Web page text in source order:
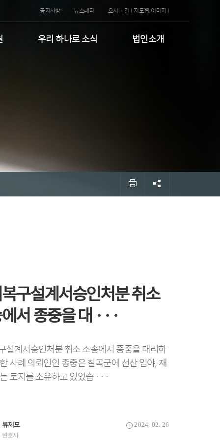
공지사항 뉴스레터 오시는 길 ( 지도웹,이미지)
우리 하나로 소식 법인소개
구설계서승인처분 취소
서 종중을 대 ···
을 주장한 ···
추완항소를 ···
대해 물품대 ···
건에서 무죄 ···
설계서승인처분 취소 소송에서 종중을 대리하
사례 의뢰인인 종중은 칠곡군에 선산 임야, 재
토지를 소유하고 있었습 ···
류제모
변호사
2024. 02. 26